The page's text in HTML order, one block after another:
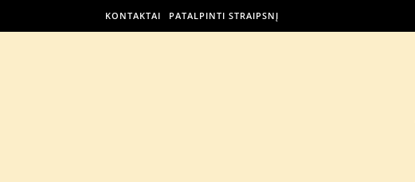
KONTAKTAI PATALPINTI STRAIPSNĮ